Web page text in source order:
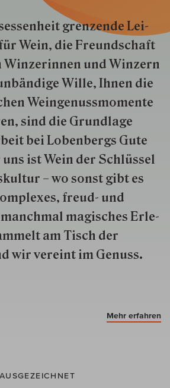
gren­zende Lei­
Wein, die Freund­schaft
Win­zer­innen und Win­zern
Wille, Ihnen die
Wein­genuss­momente
sind die Grund­lage
bei Lobenbergs Gute
ist Wein der Schlüs­sel
– wo sonst gibt es
freud- und
ma­gisch­es Er­le­
am Tisch der
wir ver­eint im Genuss.
Mehr erfahren
AUSGEZEICHNET